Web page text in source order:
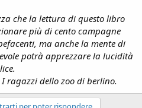
che la lettura di questo libro
più di cento campagne
ma anche la mente di
potrà apprezzare la lucidità
ragazzi dello zoo di berlino.